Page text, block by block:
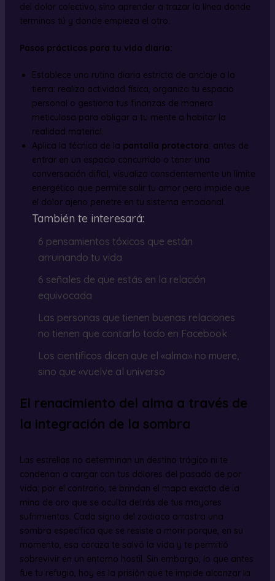
del dolor colectivo, sino aprender a trazar la línea donde
terminas tú y donde empieza el otro.
Pasos prácticos para tu vida diaria:
Establece una rutina diaria estricta de anclaje a la
tierra: realiza actividad física, organiza tu espacio
personal o gestiona tus finanzas de manera
meticulosa para obligar a tu mente a habitar la
realidad material.
Aplica la técnica de la pantalla protectora: antes de
entrar en un espacio concurrido o tener una
conversación difícil, visualiza conscientemente un límite
energético que permite salir tu amor pero impide que
el dolor ajeno penetre en tu sistema emocional.
También te interesará:
6 pensamientos tóxicos que están
arruinando tu vida
6 señales de que estás en la relación
equivocada
Las personas que tienen buenas relaciones
no tienen que contarlo todo en Facebook
Los científicos dicen que el «alma» no muere,
sino que «vuelve al universo
El renacimiento del alma a través de
la integración de la sombra
Las estrellas no determinan un destino trágico ni te
condenan a cargar con tus dolores del pasado de por
vida; por el contrario, te brindan el mapa exacto de la
mina de oro que se oculta detrás de tus mayores
sufrimientos. Cada signo del zodiaco arrastra una
sombra específica que se resiste a morir porque, en su
momento, esa coraza te salvó la vida y te permitió
sobrevivir en un entorno hostil. Sin embargo, lo que antes
fue tu refugio, hoy es la prisión que te impide alcanzar la